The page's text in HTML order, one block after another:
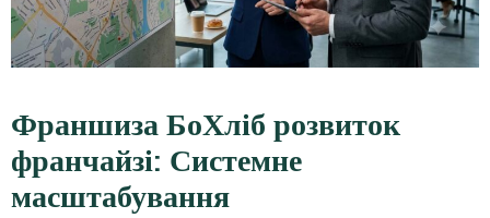
Франшиза БоХліб розвиток
франчайзі: Системне
масштабування